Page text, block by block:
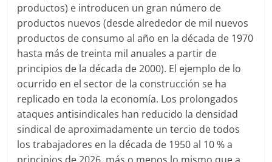
productos) e introducen un gran número de
productos nuevos (desde alrededor de mil nuevos
productos de consumo al año en la década de 1970
hasta más de treinta mil anuales a partir de
principios de la década de 2000). El ejemplo de lo
ocurrido en el sector de la construcción se ha
replicado en toda la economía. Los prolongados
ataques antisindicales han reducido la densidad
sindical de aproximadamente un tercio de todos
los trabajadores en la década de 1950 al 10 % a